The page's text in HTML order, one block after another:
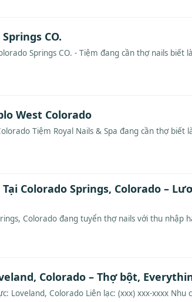
CO.
Springs CO. - Tiệm đang cần thợ nails biết
West Colorado
Tiệm Royal Nails & Spa đang cần thợ biết
Colorado Springs, Colorado –
Colorado đang tuyển thợ nails với thu nhập
Colorado – Thợ bột,
Loveland, Colorado Liên lạc: (xxx) xxx-xxxx Nhu